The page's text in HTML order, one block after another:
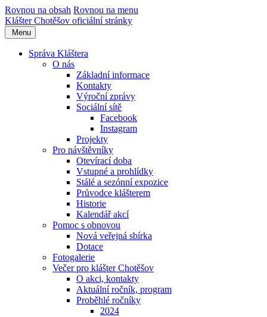
Rovnou na obsah Rovnou na menu
Klášter Chotěšov oficiální stránky
Menu
Správa Kláštera
O nás
Základní informace
Kontakty
Výroční zprávy
Sociální sítě
Facebook
Instagram
Projekty
Pro návštěvníky
Otevírací doba
Vstupné a prohlídky
Stálé a sezónní expozice
Průvodce klášterem
Historie
Kalendář akcí
Pomoc s obnovou
Nová veřejná sbírka
Dotace
Fotogalerie
Večer pro klášter Chotěšov
O akci, kontakty
Aktuální ročník, program
Proběhlé ročníky
2024